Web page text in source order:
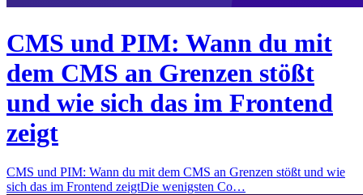
CMS und PIM: Wann du mit
dem CMS an Grenzen stößt
und wie sich das im Frontend
zeigt
CMS und PIM: Wann du mit dem CMS an Grenzen stößt und wie
sich das im Frontend zeigtDie wenigsten Co…